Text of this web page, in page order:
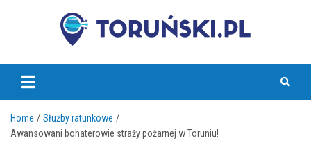
torunski.pl
Home
Służby ratunkowe
Awansowani bohaterowie straży pożarnej w Toruniu!